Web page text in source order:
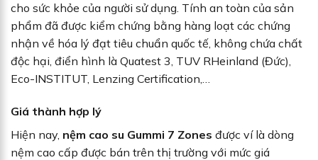
cho sức khỏe của người sử dụng. Tính an toàn của sản
phẩm đã được kiểm chứng bằng hàng loạt các chứng
nhận về hóa lý đạt tiêu chuẩn quốc tế, không chứa chất
độc hại, điển hình là Quatest 3, TUV RHeinland (Đức),
Eco-INSTITUT, Lenzing Certification,…
Giá thành hợp lý
Hiện nay, nệm cao su Gummi 7 Zones được ví là dòng
nệm cao cấp được bán trên thị trường với mức giá